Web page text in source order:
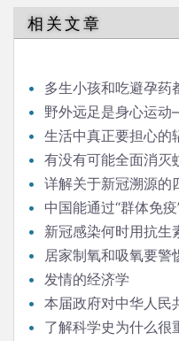
相关文章
多生小孩和吃避孕药
野外远足是身心运
发言生活中真正要担心的
有没有可能全面消灭
详解关于新冠溯源的
中国能通过“群体免
新冠感染何时用抗生
居家制氧和吸氧要警
发情的经济学
本届政府对中华人民
了解科学史为什么很